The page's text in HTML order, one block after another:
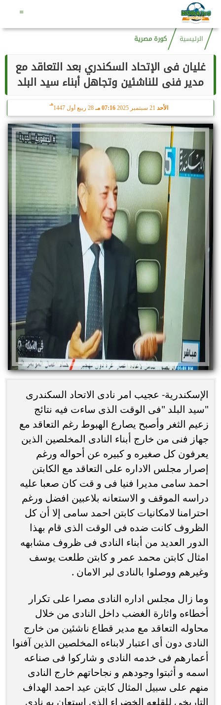
=
الرئيسية كورة مصرية
غليان فى الإتحاد السكندري بعد التعاقد مع
مدير فنى للناشئين وتجاهل أبناء سيد البلد
الأحد 07:16 مـ 28 ربيع أول 1447
هـ
الإسكندرية- عجيب امر نادى الاتحاد السكندرى
"سيد البلد "فى الوقت الذى ساءت فيه نتائج
زعيم الثغر وأصبح يصارع الهبوط رغم التعاقد مع
جهاز فنى من خارج أبناء النادى المخلصين الذين
يعرفون كل صغيره و كبيره عن أحواله ورغم
إصرار مجلس الاداره على التعاقد مع الكابتن
احمد سامى مديرا فنيا فى و قت كان صعبا عليه
دراسه الموقف و الاستعانه بلاعبين افضل ورغم
احترامنا لامكانيات كابتن احمد سامى إلا أن كل
الظروف كانت ضده فى الوقت الذى قام بهذا
الدور العديد من أبناء النادى فى ظروف مشابهه
امثال كابتن محمد عمر و كابتن طلعت يوسف
وغيرهم ووصلوا بالنادى لبر الامان .
وما زال مجلس اداره النادى مصرا على تكرار
أخطاءه واثارة الغضب داخل النادى من خلال
محاوله التعاقد مع مدير قطاع ناشئين من خارج
النادى دون أى اعتبار لابناءه المخلصين الذين آفنوا
أعمارهم فى خدمه النادى و شاركوا فى صناعه
اسمه و أثبتوا وجودهم و نجاحاتهم خارج النادى
منهم على سبيل المثال كابتن عيد احمد الهداف
التاريخى للقلعه الخضراء الذى استعان به نادى